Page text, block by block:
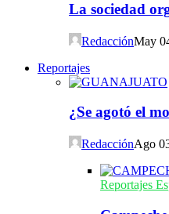
La sociedad
RedacciónMay
Reportajes
¿Se agotó el
RedacciónAgo
Reportajes